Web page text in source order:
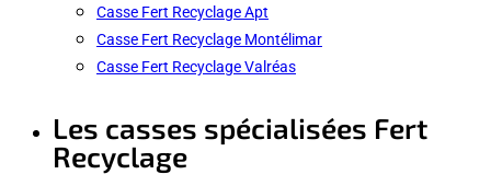
Casse Fert Recyclage Apt
Casse Fert Recyclage Montélimar
Casse Fert Recyclage Valréas
Les casses spécialisées Fert
Recyclage